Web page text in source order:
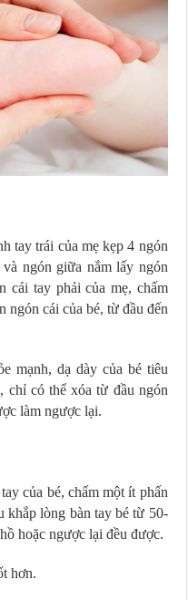
tay trái của mẹ kẹp 4 ngón
ngón giữa nắm lấy ngón
cái tay phải của mẹ, chấm
ngón cái của bé, từ đầu đến
mạnh, dạ dày của bé tiêu
chỉ có thể xóa từ đầu ngón
làm ngược lại.
của bé, chấm một ít phấn
khắp lòng bàn tay bé từ 50-
hoặc ngược lại đều được.
hơn.